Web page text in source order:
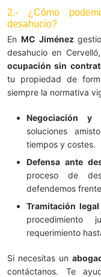
2.- ¿Cómo
desahucio?
En MC Jiménez
desahucio en
ocupación sin
tu propiedad de
siempre la normativa
Negociación y
soluciones
tiempos y costes.
Defensa ante
proceso de
defendemos
Tramitación
requerimiento
Si necesitas un
contáctanos. Te